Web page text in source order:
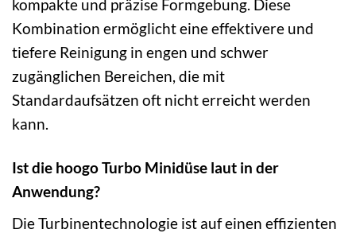
kompakte und präzise Formgebung. Diese
Kombination ermöglicht eine effektivere und
tiefere Reinigung in engen und schwer
zugänglichen Bereichen, die mit
Standardaufsätzen oft nicht erreicht werden
kann.
Ist die hoogo Turbo Minidüse laut in der
Anwendung?
Die Turbinentechnologie ist auf einen effizienten